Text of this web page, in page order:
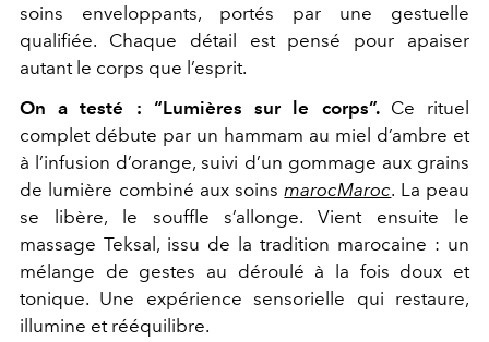
soins enveloppants, portés par une gestuelle
qualifiée. Chaque détail est pensé pour apaiser
autant le corps que l’esprit.
On a testé : “Lumières sur le corps”. Ce rituel
complet débute par un hammam au miel d’ambre et
à l’infusion d’orange, suivi d’un gommage aux grains
de lumière combiné aux soinsmarocMaroc. La peau
se libère, le souffle s’allonge. Vient ensuite le
massage Teksal, issu de la tradition marocaine : un
mélange de gestes au déroulé à la fois doux et
tonique. Une expérience sensorielle qui restaure,
illumine et rééquilibre.